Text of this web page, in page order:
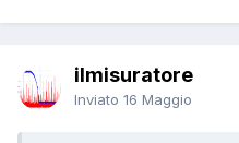
ilmisuratore
Inviato 16 Maggio